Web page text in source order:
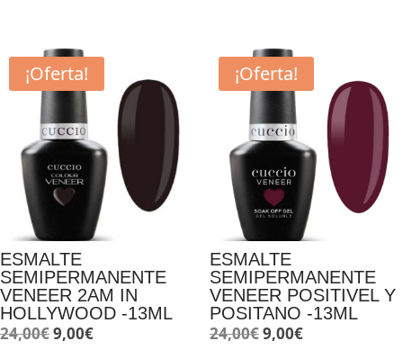
era:
24,00€.
es:
9,00€.
21,00€.
¡Oferta!
ESMALTE
SEMIPERMANENTE
VENEER 2AM IN
HOLLYWOOD -13ML
24,00€El
9,00€El
¡Oferta!
ESMALTE
SEMIPERMANENTE
VENEER POSITIVEL Y
POSITANO -13ML
24,00€El
9,00€El